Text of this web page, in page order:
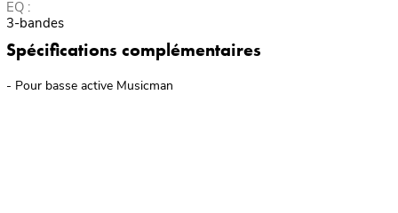
EQ :
3-bandes
Spécifications complémentaires
- Pour basse active Musicman